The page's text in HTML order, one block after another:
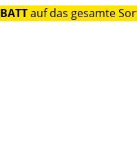
auf das gesamte